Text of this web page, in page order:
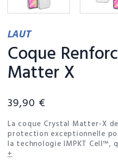
LAUT
Coque
Matter X
39,90 €
La coque Crystal Matter-X de
protection exceptionnelle
la technologie IMPKT Cell™,
protège contre les impacts.
+